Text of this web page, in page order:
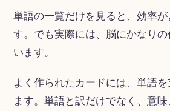
単語の一覧だけを見ると、効率が
す。でも実際には、脳にかなり
います。
よく作られたカードには、単語
ます。単語と訳だけでなく、意